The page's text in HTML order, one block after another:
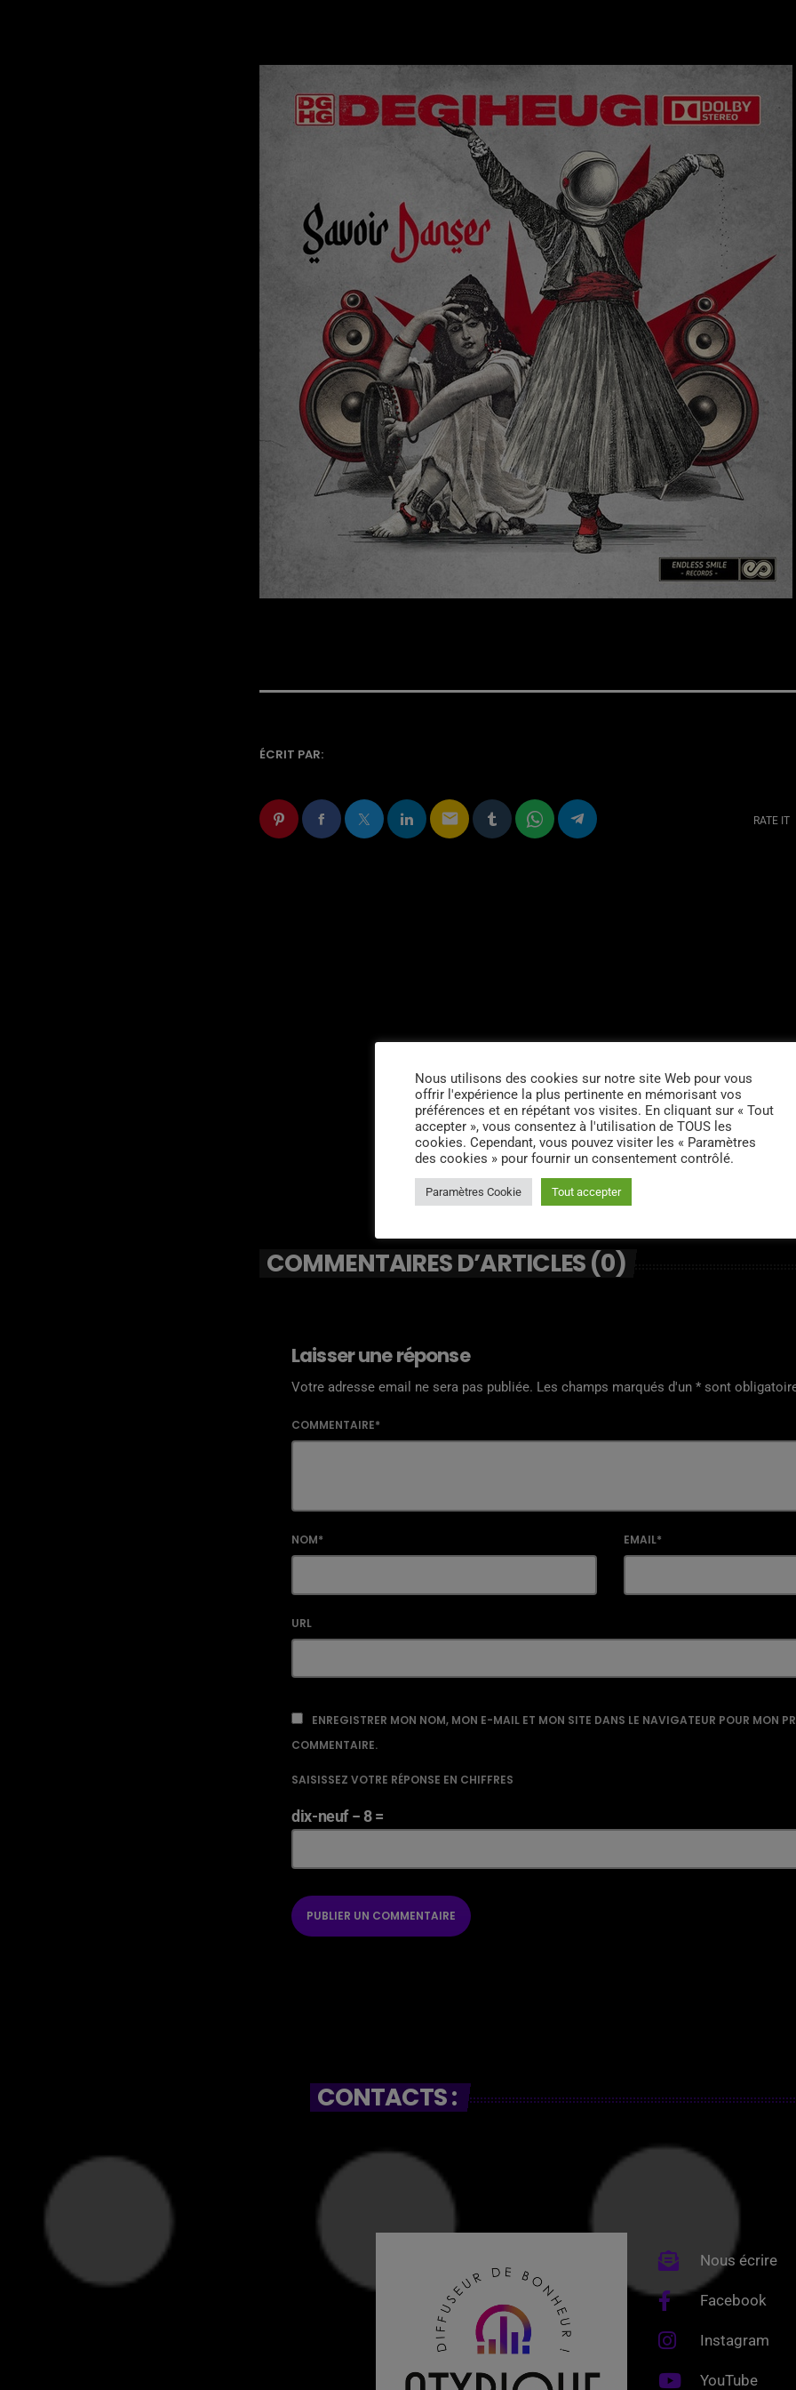
ÉCRIT PAR:
email RATE IT
COMMENTAIRES D’ARTICLES (0)
Laisser une réponse
Votre adresse email ne sera pas publiée. Les champs marqués d'un * sont
COMMENTAIRE*
NOM* EMAIL*
URL
ENREGISTRER MON NOM, MON E-MAIL ET MON SITE DANS LE NAVIGATEUR POUR MON
COMMENTAIRE.
SAISISSEZ VOTRE RÉPONSE EN CHIFFRES
dix-neuf − 8 =
CONTACTS :
Nous écrire
Facebook
Instagram
YouTube
Nous utilisons des cookies sur notre site Web pour vous
offrir l'expérience la plus pertinente en mémorisant vos
préférences et en répétant vos visites. En cliquant sur « Tout
accepter », vous consentez à l'utilisation de TOUS les
cookies. Cependant, vous pouvez visiter les « Paramètres
des cookies » pour fournir un consentement contrôlé.
Paramètres Cookie Tout accepter